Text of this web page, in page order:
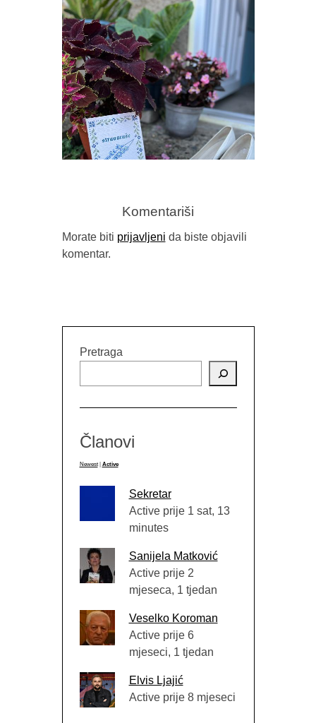
IZMEĐU TRAUME I TRADICIJE
Komentariši
Morate biti prijavljeni da biste objavili
komentar.
Pretraga
Članovi
Newest Active
Sekretar
Active prije 1 sat, 13
minutes
Sanijela Matković
Active prije 2
mjeseca, 1 tjedan
Veselko Koroman
Active prije 6
mjeseci, 1 tjedan
Elvis Ljajić
Active prije 8 mjeseci